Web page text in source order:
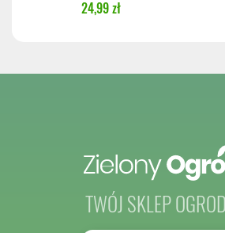
24,99 zł
TWÓJ SKLEP